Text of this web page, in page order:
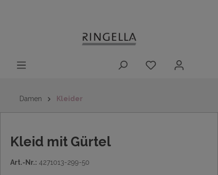
Damen Kleider
Kleid mit Gürtel
Art.-Nr.: 4271013-299-50